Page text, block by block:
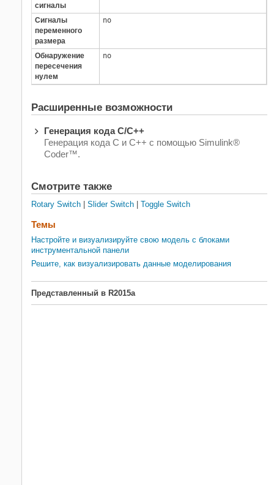
сигналы
Сигналы
переменного
размера
no
Обнаружение
пересечения
нулем
no
Расширенные возможности
Генерация кода C/C++
Генерация кода C и C++ с помощью Simulink®
Coder™.
Смотрите также
Rotary Switch | Slider Switch | Toggle Switch
Темы
Настройте и визуализируйте свою модель с блоками
инструментальной панели
Решите, как визуализировать данные моделирования
Представленный в R2015a